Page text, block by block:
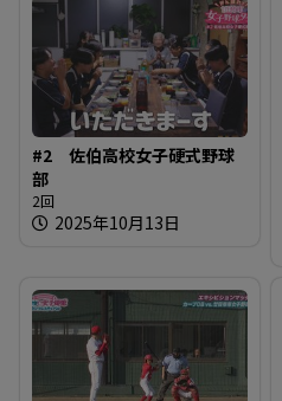
#2 佐伯高校女子硬式野球
部
2回
2025年10月13日